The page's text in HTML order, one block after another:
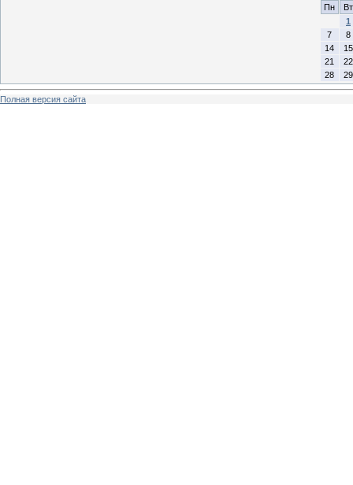
Пн
Вт
1
7
8
14
15
21
22
28
29
Полная версия сайта